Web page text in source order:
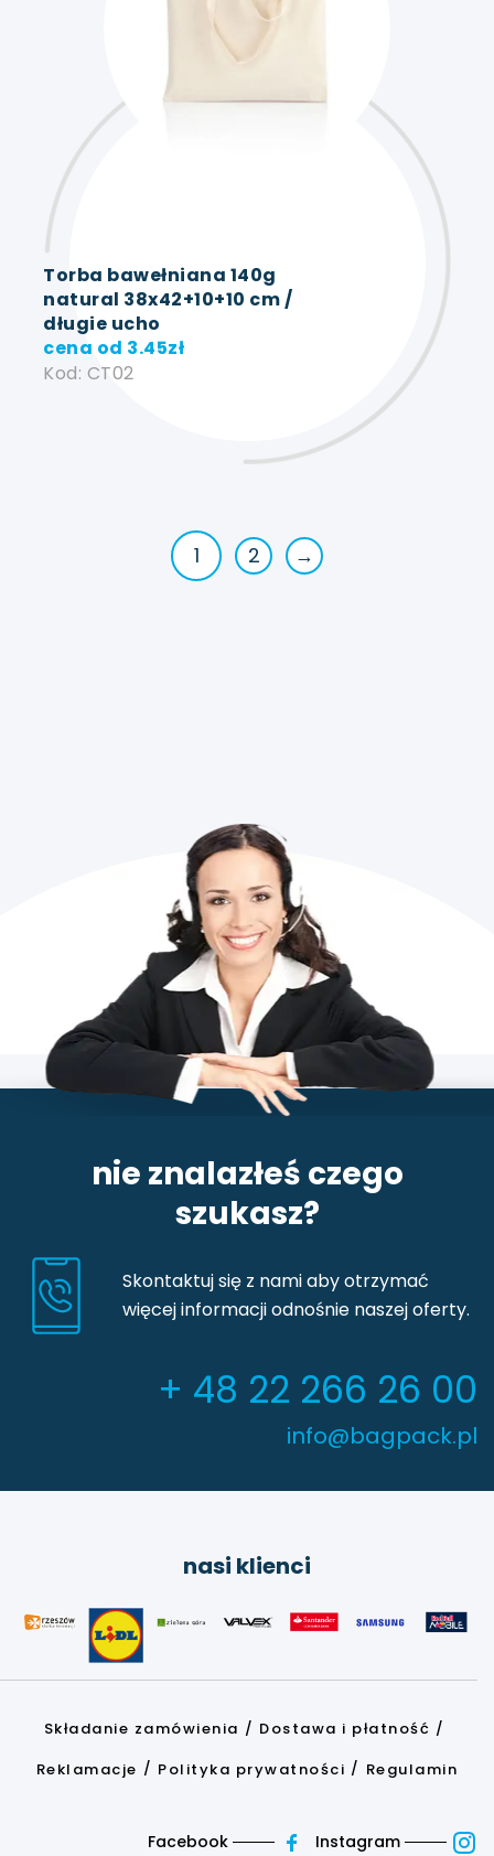
Torba bawełniana 140g
natural 38x42+10+10 cm /
długie ucho
cena od 3.45zł
Kod: CT02
1 2 →
nie znalazłeś czego
szukasz?
Skontaktuj się z nami aby otrzymać
więcej informacji odnośnie naszej oferty.
+ 48 22 266 26 00
info@bagpack.pl
nasi klienci
Składanie zamówienia
Dostawa i płatność
Reklamacje
Polityka prywatności Regulamin
Facebook Instagram